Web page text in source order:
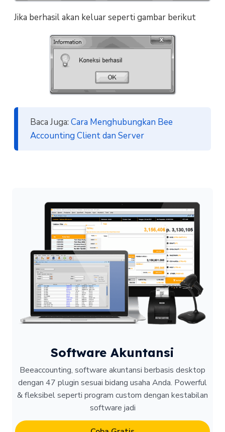
Jika berhasil akan keluar seperti gambar berikut
Baca Juga: Cara Menghubungkan Bee
Accounting Client dan Server
Software Akuntansi
Beeaccounting, software akuntansi berbasis desktop
dengan 47 plugin sesuai bidang usaha Anda. Powerful
& fleksibel seperti program custom dengan kestabilan
software jadi